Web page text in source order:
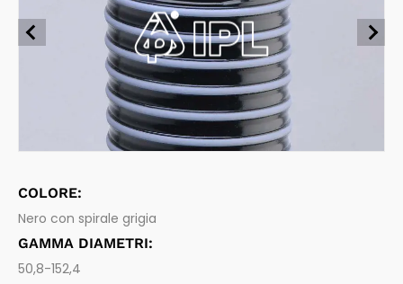
Tubi flessibili per alimenti
Aspirazione e mandata di sostanze alimentari e bevan
Tubi flessibili per industria farmaceutica
Aspirazione e mandata di prodotti farmaceutici
Sistemi di connessione
Raccordi per tubi flessibili e accessori
Chimica e Carburanti
Farmaceutica
Spurghi
COLORE:
Nero con spirale grigia
GAMMA DIAMETRI:
50,8-152,4